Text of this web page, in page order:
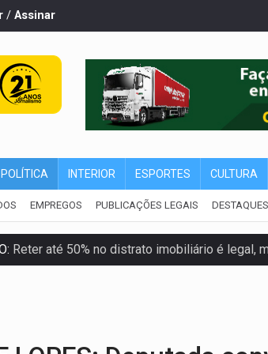
/ Assinar
POLÍTICA INTERIOR ESPORTES CULTURA
EMPREGOS PUBLICAÇÕES LEGAIS
Veja as mais de 200